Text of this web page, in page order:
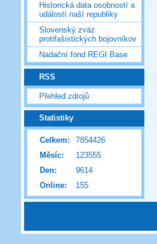
Historická data osobností a
událostí naší republiky
Slovenský zväz
protifašistických bojovníkov
Nadační fond REGI Base
RSS
Přehled zdrojů
Statistiky
Online: 155
Celkem:
7854426
Měsíc:
123555
Den:
9614